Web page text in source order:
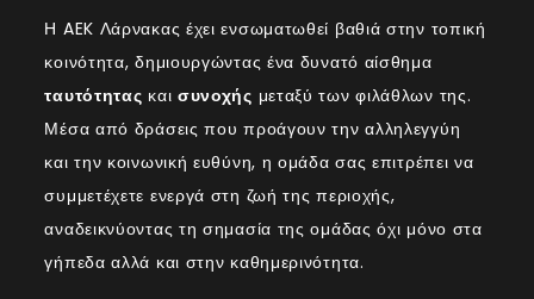
Η AEK Λάρνακας έχει ενσωματωθεί βαθιά στην τοπική
κοινότητα, δημιουργώντας ένα δυνατό αίσθημα
ταυτότητας και συνοχής μεταξύ των φιλάθλων της.
Μέσα από δράσεις που προάγουν την αλληλεγγύη
και την κοινωνική ευθύνη, η ομάδα σας επιτρέπει να
συμμετέχετε ενεργά στη ζωή της περιοχής,
αναδεικνύοντας τη σημασία της ομάδας όχι μόνο στα
γήπεδα αλλά και στην καθημερινότητα.